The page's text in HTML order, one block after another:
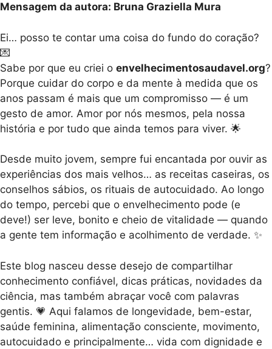
Mensagem da autora: Bruna Graziella Mura
Ei… posso te contar uma coisa do fundo do coração?
💌
Sabe por que eu criei o envelhecimentosaudavel.org?
Porque cuidar do corpo e da mente à medida que os
anos passam é mais que um compromisso — é um
gesto de amor. Amor por nós mesmos, pela nossa
história e por tudo que ainda temos para viver. 🌟
Desde muito jovem, sempre fui encantada por ouvir as
experiências dos mais velhos… as receitas caseiras, os
conselhos sábios, os rituais de autocuidado. Ao longo
do tempo, percebi que o envelhecimento pode (e
deve!) ser leve, bonito e cheio de vitalidade — quando
a gente tem informação e acolhimento de verdade. ✨
Este blog nasceu desse desejo de compartilhar
conhecimento confiável, dicas práticas, novidades da
ciência, mas também abraçar você com palavras
gentis. 💗 Aqui falamos de longevidade, bem-estar,
saúde feminina, alimentação consciente, movimento,
autocuidado e principalmente… vida com dignidade e